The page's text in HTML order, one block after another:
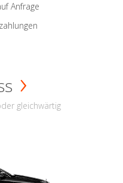
Anfrage
gleichwärtig